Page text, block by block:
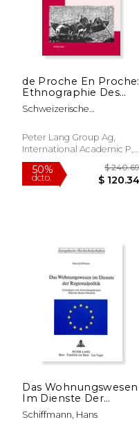
de Proche En Proche:
Ethnographie Des
Formes d'Association
En Chine
Francés)
Schweizerische
Pierre François ;
Klopfenstein, Eduard
Peter Lang Group Ag,
International Academic P,
Tapa Dura, Nuevo
Das Wohnungswesen
Im Dienste Der
Regionalpolitik:
Grundlagen Und
Schiffmann, Hans